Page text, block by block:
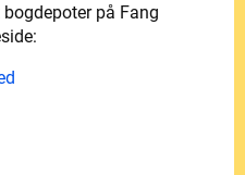
på Fang